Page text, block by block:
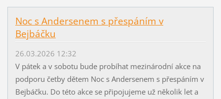
Noc s Andersenem s přespáním v
Bejbáčku
26.03.2026 12:32
V pátek a v sobotu bude probíhat mezinárodní akce na
podporu četby dětem Noc s Andersenem s přespáním v
Bejbáčku. Do této akce se připojujeme už několik let a